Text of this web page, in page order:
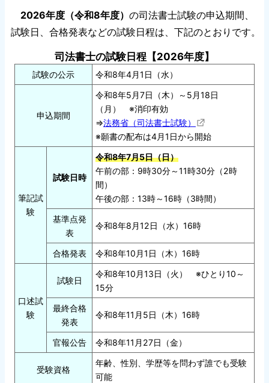
2026年度（令和8年度） の司法書士試験の申込期間、
試験日、合格発表などの試験日程は、下記のとおりです。
司法書士の試験日程【2026年度】
試験の公示 令和8年4月1日（水）
申込期間
令和8年5月7日（木）～5月18日
（月） ※消印有効
⇒法務省（司法書士試験）
※願書の配布は4月1日から開始
筆記試
験
試験日時
令和8年7月5日（日）
午前の部：9時30分～11時30分（2時
間）
午後の部：13時～16時（3時間）
基準点発
表
令和8年8月12日（水）16時
合格発表 令和8年10月1日（木）16時
口述試
験
試験日
令和8年10月13日（火） ※ひとり10～
15分
最終合格
発表
令和8年11月5日（木）16時
官報公告 令和8年11月27日（金）
受験資格
年齢、性別、学歴等を問わず誰でも受験
可能